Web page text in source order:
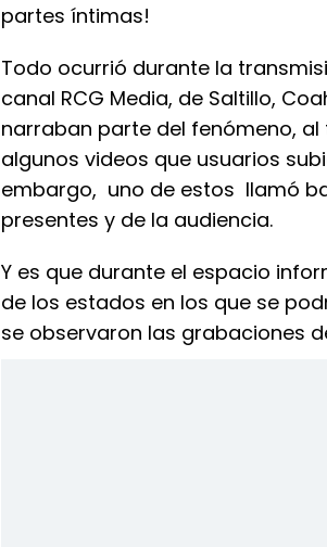
partes íntimas!
Todo ocurrió durante la
canal RCG Media, de Saltillo,
narraban parte del fenómeno,
algunos videos que usuarios
embargo, uno de estos llamó
presentes y de la audiencia.
Y es que durante el espacio
de los estados en los que se
se observaron las grabaciones